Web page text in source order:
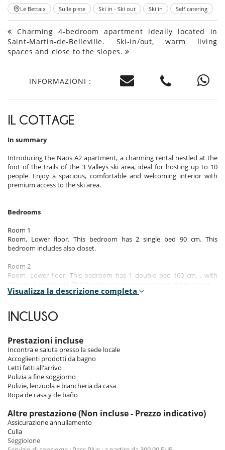
Le Bettaix Sulle piste Ski in - Ski out Ski in Self catering
Charming 4-bedroom apartment ideally located in
Saint-Martin-de-Belleville. Ski-in/out, warm living
spaces and close to the slopes.
INFORMAZIONI :
IL COTTAGE
In summary
Introducing the Naos A2 apartment, a charming rental nestled at the
foot of the trails of the 3 Valleys ski area, ideal for hosting up to 10
people. Enjoy a spacious, comfortable and welcoming interior with
premium access to the ski area.
Bedrooms
Room 1
Room, Lower floor. This bedroom has 2 single bed 90 cm. This
bedroom includes also closet.
Room 2
Room, Lower floor. This bedroom has 1 double bed 160 cm. , with
Room, Ground level. This bedroom has 2 bunk beds 90 cm. This
bedroom includes also closet.
Room 4
Room, Ground level. This bedroom has 1 double bed 160 cm. , with
shower, 1 washbasin. This bedroom includes also office table, hair
dryer, towel dryer, closet.
Indoors
The apartment includes four bedrooms, all tastefully decorated in a
modern alpine style. These relaxation spaces offer the perfect setting
to unwind after a busy day on the slopes. The living area of the
apartment is warm and welcoming, offering a stunning view of the
mountains. It includes a living room, a convivial dining room and a
Visualizza la descrizione completa
INCLUSO
Prestazioni incluse
Incontra e saluta presso la sede locale
Accoglienti prodotti da bagno
Letti fatti all'arrivo
Pulizia a fine soggiorno
Pulizie, lenzuola e biancheria da casa
Ropa de casa y de baño
Altre prestazione (Non incluse - Prezzo indicativo)
Assicurazione annullamento
Culla
Seggiolone